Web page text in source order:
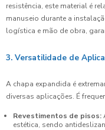
resistência, este material é
manuseio durante a
logística e mão de obra,
3. Versatilidade de
A chapa expandida é
diversas aplicações. É
Revestimentos de pisos:
estética, sendo